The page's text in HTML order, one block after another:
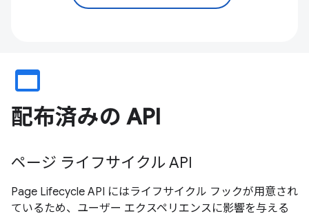
web_asset
配布済みの API
ページ ライフサイクル API
Page Lifecycle API にはライフサイクル フックが用意され
ているため、ユーザー エクスペリエンスに影響を与える